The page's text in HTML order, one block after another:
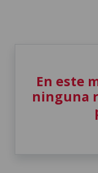
En este
ninguna